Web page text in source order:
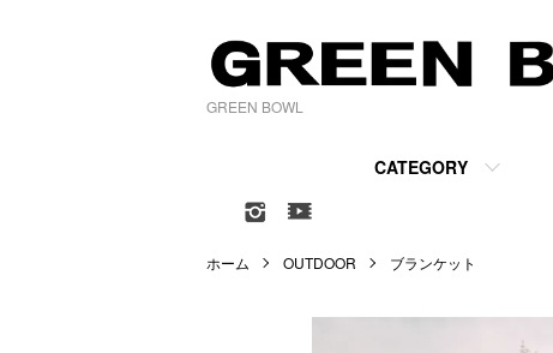
GREEN BOWL
CATEGORY
ホーム OUTDOOR ブランケット